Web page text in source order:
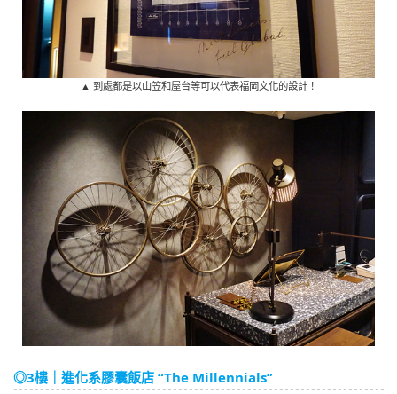
▲ 到處都是以山笠和屋台等可以代表福岡文化的設計！
◎3樓｜進化系膠囊飯店 “The Millennials”